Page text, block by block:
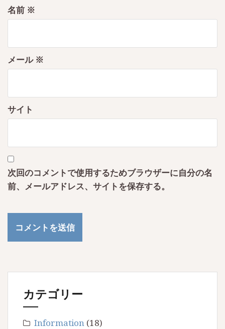
名前 ※
メール ※
サイト
次回のコメントで使用するためブラウザーに自分の名
前、メールアドレス、サイトを保存する。
カテゴリー
Information (18)